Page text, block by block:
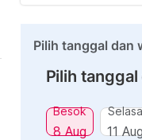
Pilih tanggal dan
Pilih
Besok
8 Aug
Selasa
11 Aug